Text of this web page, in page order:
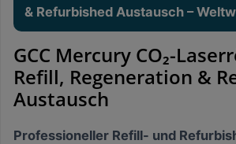
& Refurbished Austausch –
GCC Mercury CO₂-
Refill, Regeneration &
Austausch
Professioneller Refill- und